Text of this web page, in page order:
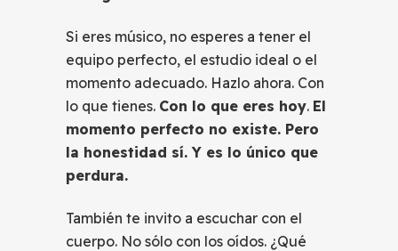
Si eres músico, no esperes a tener el
equipo perfecto, el estudio ideal o el
momento adecuado. Hazlo ahora. Con
lo que tienes. Con lo que eres hoy. El
momento perfecto no existe. Pero
la honestidad sí. Y es lo único que
perdura.
También te invito a escuchar con el
cuerpo. No sólo con los oídos. ¿Qué